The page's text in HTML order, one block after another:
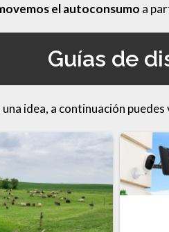
el autoconsumo a
Guías de
una idea, a continuación